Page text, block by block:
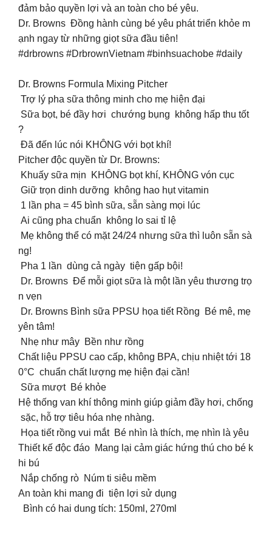
đảm bảo quyền lợi và an toàn cho bé yêu.
Dr. Browns Đồng hành cùng bé yêu phát triển khỏe m
ạnh ngay từ những giọt sữa đầu tiên!
#drbrowns #DrbrownVietnam #binhsuachobe #daily
Dr. Browns Formula Mixing Pitcher
Trợ lý pha sữa thông minh cho mẹ hiện đại
Sữa bọt, bé đầy hơi chướng bụng không hấp thu tốt
?
Đã đến lúc nói KHÔNG với bọt khí!
Pitcher độc quyền từ Dr. Browns:
Khuấy sữa mịn KHÔNG bọt khí, KHÔNG vón cục
Giữ trọn dinh dưỡng không hao hụt vitamin
1 lần pha = 45 bình sữa, sẵn sàng mọi lúc
Ai cũng pha chuẩn không lo sai tỉ lệ
Mẹ không thể có mặt 24/24 nhưng sữa thì luôn sẵn sà
ng!
Pha 1 lần dùng cả ngày tiện gấp bội!
Dr. Browns Để mỗi giọt sữa là một lần yêu thương trọ
n vẹn
Dr. Browns Bình sữa PPSU họa tiết Rồng Bé mê, mẹ
yên tâm!
Nhẹ như mây Bền như rồng
Chất liệu PPSU cao cấp, không BPA, chịu nhiệt tới 18
0°C chuẩn chất lượng mẹ hiện đại cần!
Sữa mượt Bé khỏe
Hệ thống van khí thông minh giúp giảm đầy hơi, chống
sặc, hỗ trợ tiêu hóa nhẹ nhàng.
Họa tiết rồng vui mắt Bé nhìn là thích, mẹ nhìn là yêu
Thiết kế độc đáo Mang lại cảm giác hứng thú cho bé k
hi bú
️ Nắp chống rò Núm ti siêu mềm
An toàn khi mang đi tiện lợi sử dụng
Bình có hai dung tích: 150ml, 270ml